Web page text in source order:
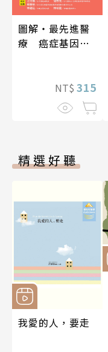
圖解‧最先進醫
療 癌症基因療
NT$ 315
精選好聽
我愛的人，要走